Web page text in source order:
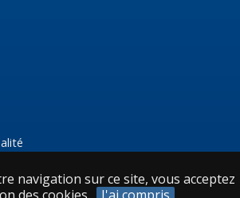
navigation sur ce site, vous acceptez